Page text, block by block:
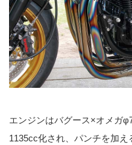
エンジンはバグース×オメガ
1135cc化され、パンチを加